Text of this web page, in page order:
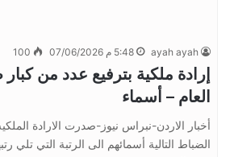
ayah ayah 5:48 م 07/06/2026 100
إرادة ملكية بترفيع عدد من
العام – أسماء
أخبار الاردن-نبراس نيوز-صدرت الارادة
الضباط التالية أسمائهم الى الرتبة التي تلي